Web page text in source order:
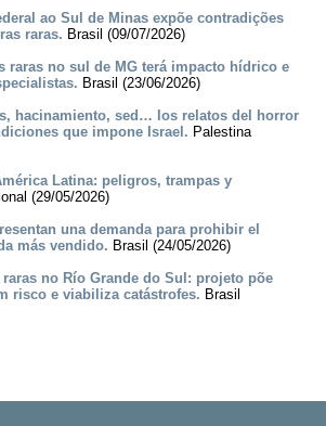
ao Sul de Minas expõe contradições
raras. Brasil (09/07/2026)
raras no sul de MG terá impacto hídrico e
Brasil (23/06/2026)
hacinamiento, sed… los relatos del horror
que impone Israel. Palestina
Latina: peligros, trampas y
(29/05/2026)
una demanda para prohibir el
más vendido. Brasil (24/05/2026)
raras no Río Grande do Sul: projeto põe
risco e viabiliza catástrofes. Brasil